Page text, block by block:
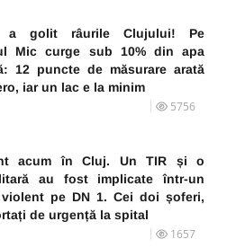
a golit râurile Clujului! Pe
Mic curge sub 10% din apa
12 puncte de măsurare arată
iar un lac e la minim
5756
acum în Cluj. Un TIR și o
au fost implicate într-un
pe DN 1. Cei doi șoferi,
de urgență la spital
1657